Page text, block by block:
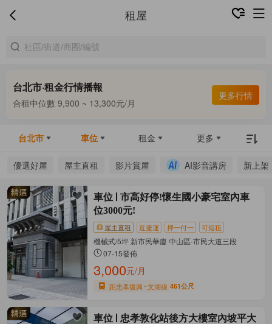
租屋
台北市·租金行情播報
合租中位數 9,900 ~ 13,300元/月
更多行情
台北市 車位 租金 更多
優選好屋 屋主直租 影片賞屋 AI影音講房 新上架
車位
市高好停!懷生國小豪宅室內車
位3000元!
屋主直租 近捷運 押一付一 可短租
機械式/5坪 新市民華廈 中山區-市民大道三段
07-15發佈
3,000元/月
距忠孝復興 文湖線 461公尺
車位
忠孝敦化站後方大樓室內坡平大